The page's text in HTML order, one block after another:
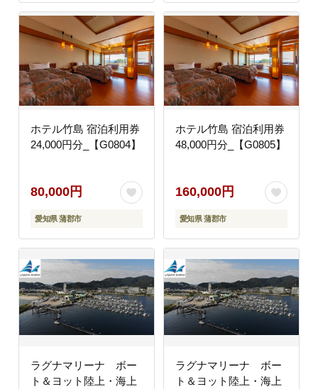
ホテル竹島 宿泊利用券
24,000円分_【G0804】
80,000円
愛知県 蒲郡市
ホテル竹島 宿泊利用券
48,000円分_【G0805】
160,000円
愛知県 蒲郡市
ラグナマリーナ ボー
ト＆ヨット陸上・海上
ラグナマリーナ ボー
ト＆ヨット陸上・海上